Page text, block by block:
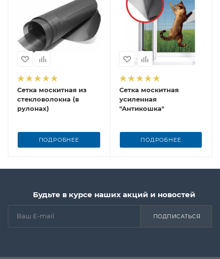
Сетка москитная из
стекловолокна (в
рулонах)
ПОДРОБНЕЕ
Сетка москитная
усиленная
"Антикошка"
ПОДРОБНЕЕ
Будьте в курсе наших акций и новостей
ПОДПИСАТЬСЯ